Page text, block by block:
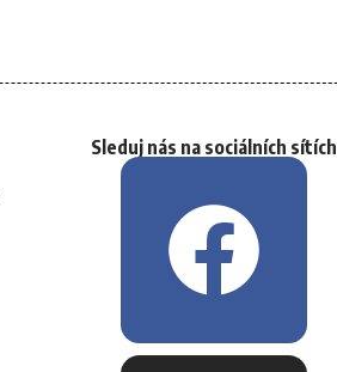
Sleduj nás na sociálních sítích